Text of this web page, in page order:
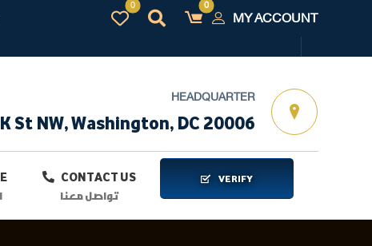
MY ACCOUNT
HEADQUARTER
St NW, Washington, DC 20006
CONTACT US
تواصل معنا
VERIFY